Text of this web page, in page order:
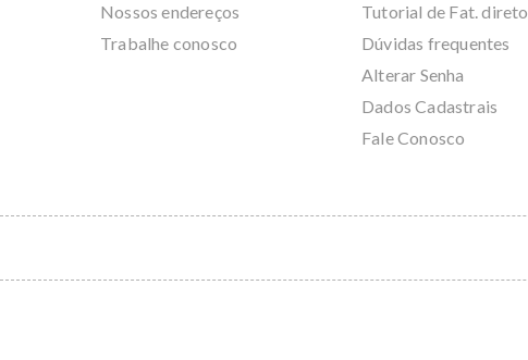
Nossos endereços
Trabalhe conosco
Tutorial de Fat. direto
Dúvidas frequentes
Alterar Senha
Dados Cadastrais
Fale Conosco